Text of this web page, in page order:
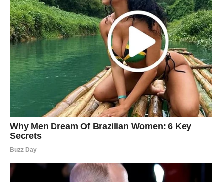
ljutnja zbog izgubljene energije
tuga koju ne pokazuje
odluka: “Neću ovo sebi dozvoliti.”
Jarac neće moliti, neće pregovarati dugo. Možda će
poslušati objašnjenje, ali će već tada znati:nije došlo do
greške, došlo je do izbora – i taj izbor nije bio on.
Zašto Jarac mora da prekine?
Jer Jarac ne može graditi budućnost sa nekim ko pravi